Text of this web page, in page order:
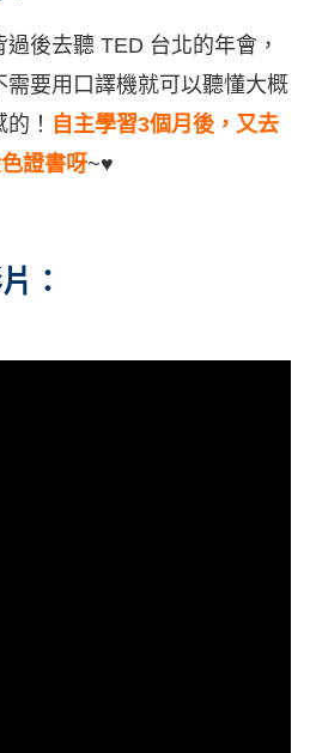
後去聽 TED 台北的年會，
需要用口譯機就可以聽懂大概
！
自主學習3個月後，又去
證書呀~♥
：